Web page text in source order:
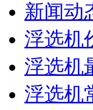
新闻动
浮选机
浮选机
浮选机